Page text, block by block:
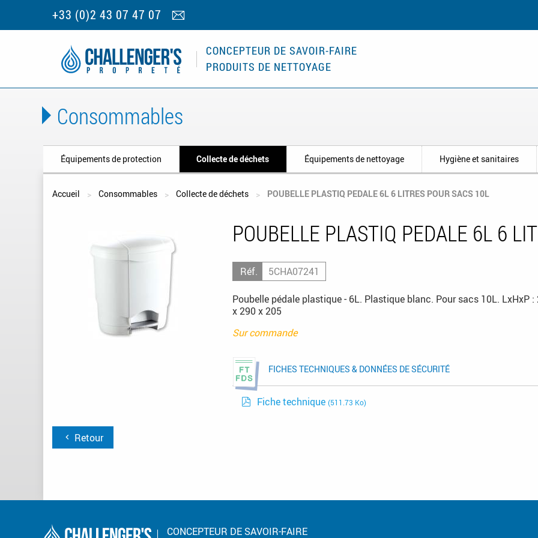
+33 (0)2 43 07 47 07
CONCEPTEUR DE SAVOIR-FAIRE
PRODUITS DE NETTOYAGE
Consommables
Équipements de protection Collecte de déchets Équipements de nettoyage Hygiène et sanitaires
Vous êtes ici
Accueil Consommables Collecte de déchets POUBELLE PLASTIQ PEDALE 6L 6 LITRES POUR SACS 10L
POUBELLE PLASTIQ PEDALE 6L 6
Réf. 5CHA07241
Poubelle pédale plastique - 6L. Plastique blanc. Pour sacs 10L. LxHxP :
x 290 x 205
Sur commande
FICHES TECHNIQUES & DONNÉES DE SÉCURITÉ
Fiche technique (511.73 Ko)
Retour
CONCEPTEUR DE SAVOIR-FAIRE